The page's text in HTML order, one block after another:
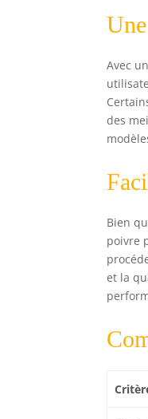
Avec
des
Bien
poivre
et la